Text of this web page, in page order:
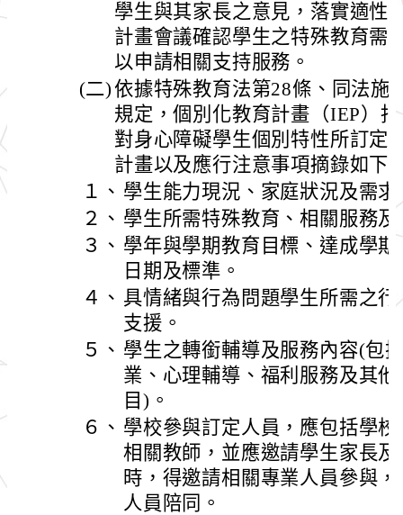
學生與其家長之意見，落實適性
計畫會議確認學生之特殊教育需
以申請相關支持服務。
(二)依據特殊教育法第28條、同法施
規定，個別化教育計畫（IEP）
對身心障礙學生個別特性所訂定
計畫以及應行注意事項摘錄如下
１、 學生能力現況、家庭狀況及需求
２、 學生所需特殊教育、相關服務
３、 學年與學期教育目標、達成學
日期及標準。
４、 具情緒與行為問題學生所需之
支援。
５、 學生之轉銜輔導及服務內容(包
業、心理輔導、福利服務及其
目)。
６、 學校參與訂定人員，應包括學
相關教師，並應邀請學生家長
時，得邀請相關專業人員參與
人員陪同。